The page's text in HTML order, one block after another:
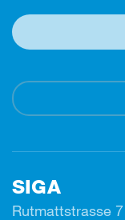
SIGA
Rutmattstrasse 7